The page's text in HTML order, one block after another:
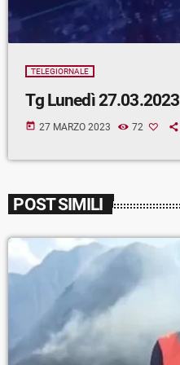
TELEGIORNALE
Tg Lunedì 27.03.2023
today 27 MARZO 2023 72
POST SIMILI